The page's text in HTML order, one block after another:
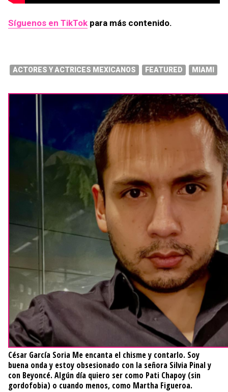
Síguenos en TikTok para más contenido.
ACTORES Y ACTRICES MEXICANOS FEATURED MIAMI
César García Soria Me encanta el chisme y contarlo. Soy
buena onda y estoy obsesionado con la señora Silvia Pinal y
con Beyoncé. Algún día quiero ser como Pati Chapoy (sin
gordofobia) o cuando menos, como Martha Figueroa.